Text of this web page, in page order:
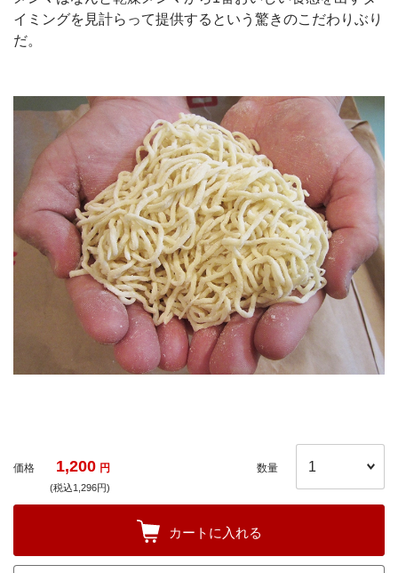
イミングを見計らって提供するという驚きのこだわりぶり
だ。
価格 1,200 円
(税込1,296円)
数量
カートに入れる